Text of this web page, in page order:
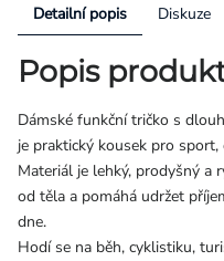
Detailní popis Diskuze
Popis
Dámské funkční tričko s
je praktický kousek pro
Materiál je lehký, prodyšný a
od těla a pomáhá udržet
dne.
Hodí se na běh, cyklistiku,